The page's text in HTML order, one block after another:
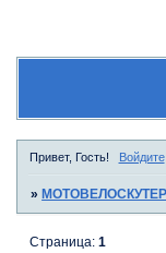
Привет, Гость! Войдите
»МОТОВЕЛОСКУТЕР
Страница:1